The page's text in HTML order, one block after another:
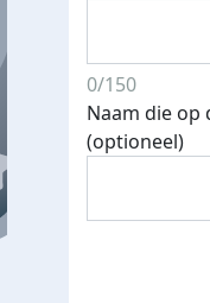
0/150
Naam die op
(optioneel)